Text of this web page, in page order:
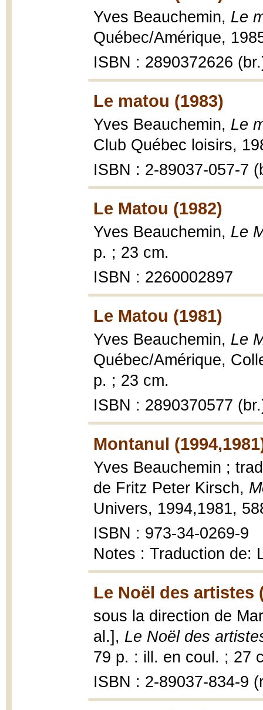
Yves Beauchemin, Le
Québec/Amérique,
ISBN : 2890372626
Le matou (1983)
Yves Beauchemin, Le
Club Québec loisirs,
ISBN : 2-89037-057-7
Le Matou (1982)
Yves Beauchemin, Le
p. ; 23 cm.
ISBN : 2260002897
Le Matou (1981)
Yves Beauchemin, Le
Québec/Amérique,
p. ; 23 cm.
ISBN : 2890370577
Montanul
Yves Beauchemin ;
de Fritz Peter Kirsch,
Univers, 1994,1981,
ISBN : 973-34-0269-9
Notes : Traduction de:
Le Noël des artistes
sous la direction de
al.], Le Noël des
79 p. : ill. en coul. ; 27
ISBN : 2-89037-834-9